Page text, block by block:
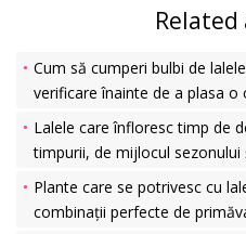
Cum să cumperi bulbi de
verificare înainte de a plasa o
Lalele care înfloresc timp de
timpurii, de mijlocul sezonului
Plante care se potrivesc cu
combinații perfecte de